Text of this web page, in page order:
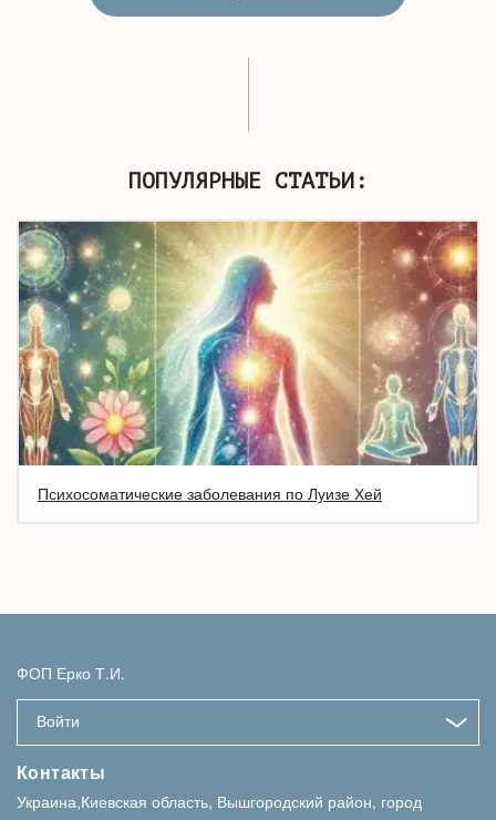
ПОПУЛЯРНЫЕ СТАТЬИ:
Психосоматические заболевания по Луизе Хей
ФОП Ерко Т.И.
Войти
Контакты
Украина,Киевская область, Вышгородский район, город